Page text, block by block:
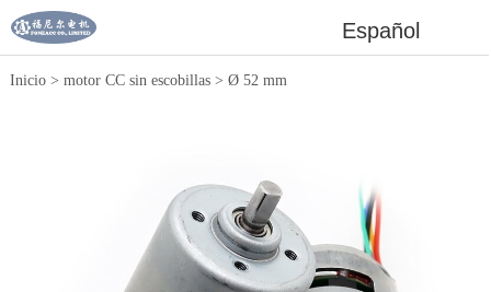
Español
Inicio> motor CC sin escobillas> Ø 52 mm